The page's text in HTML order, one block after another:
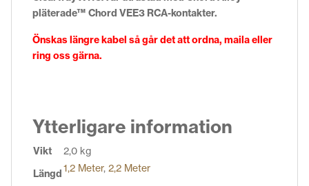
pläterade™ Chord VEE3 RCA-kontakter.
Önskas längre kabel så går det att ordna, mailaeller
ring oss gärna.
Ytterligare information
Vikt
2,0 kg
Längd1,2 Meter, 2,2 Meter